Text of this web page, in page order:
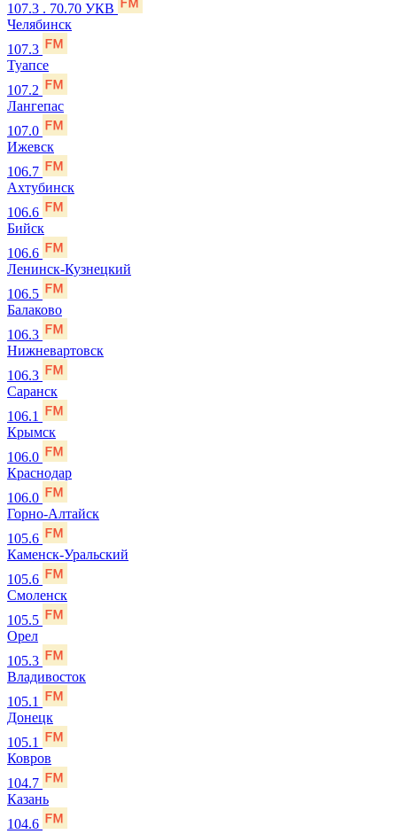
107.3 . 70.70 УКВ
Челябинск
107.3
Туапсе
107.2
Лангепас
107.0
Ижевск
106.7
Ахтубинск
106.6
Бийск
106.6
Ленинск-Кузнецкий
106.5
Балаково
106.3
Нижневартовск
106.3
Саранск
106.1
Крымск
106.0
Краснодар
106.0
Горно-Алтайск
105.6
Каменск-Уральский
105.6
Смоленск
105.5
Орел
105.3
Владивосток
105.1
Донецк
105.1
Ковров
104.7
Казань
104.6